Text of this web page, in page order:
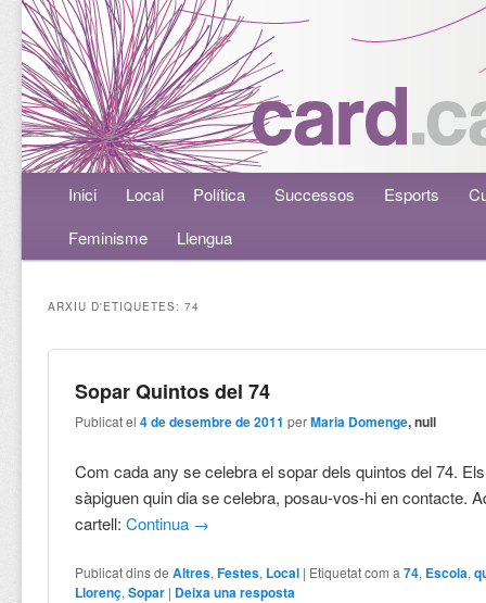
Menú principalAneu al contingut principal
Aneu al contingut secundari
Inici Local Política Successos Esports
Feminisme
Llengua
ARXIU D'ETIQUETES:74
Sopar Quintos del 74
Publicat el4 de desembre de 2011 perMaria Domenge, null
Com cada any se celebra el sopar dels quintos del 74.
sàpiguen quin dia se celebra, posau-vos-hi en contacte.
cartell:Continua →
Publicat dins de Altres,Festes, Local | Etiquetat com a 74, Escola,
Llorenç,Sopar | Deixa una resposta